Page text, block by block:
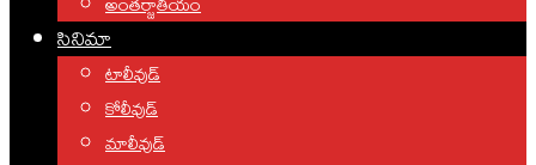
సినిమా
టాలీవుడ్
కోలీవుడ్
మాలీవుడ్